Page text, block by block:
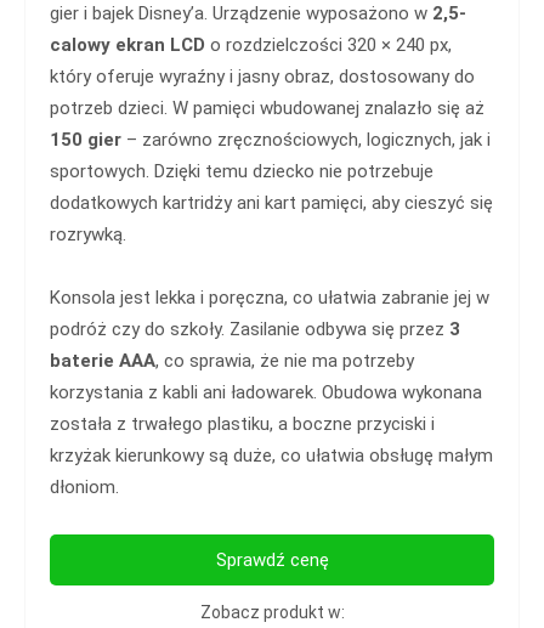
gier i bajek Disney’a. Urządzenie wyposażono w 2,5-
calowy ekran LCD o rozdzielczości 320 × 240 px,
który oferuje wyraźny i jasny obraz, dostosowany do
potrzeb dzieci. W pamięci wbudowanej znalazło się aż
150 gier – zarówno zręcznościowych, logicznych, jak i
sportowych. Dzięki temu dziecko nie potrzebuje
dodatkowych kartridży ani kart pamięci, aby cieszyć się
rozrywką.
Konsola jest lekka i poręczna, co ułatwia zabranie jej w
podróż czy do szkoły. Zasilanie odbywa się przez 3
baterie AAA, co sprawia, że nie ma potrzeby
korzystania z kabli ani ładowarek. Obudowa wykonana
została z trwałego plastiku, a boczne przyciski i
krzyżak kierunkowy są duże, co ułatwia obsługę małym
dłoniom.
Sprawdź cenę
Zobacz produkt w: